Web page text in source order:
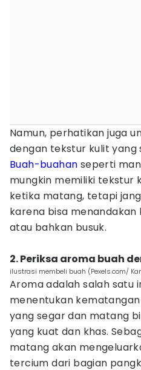
Namun, perhatikan juga
dengan tekstur kulit yang
Buah-buahan seperti
mungkin memiliki tekstur
ketika matang, tetapi
karena bisa
atau bahkan busuk.
2. Periksa aroma buah
ilustrasi membeli buah (Pexels.com/
Aroma adalah salah satu
menentukan
yang segar dan matang
yang kuat dan khas.
matang akan
tercium dari bagian